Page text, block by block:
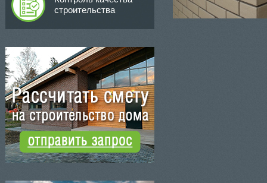
строительства